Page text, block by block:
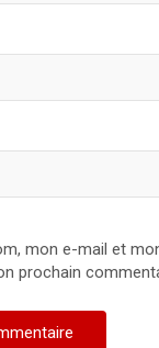
mon e-mail et
prochain